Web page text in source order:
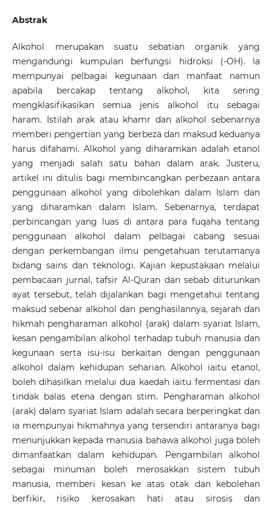
Abstrak
Alkohol merupakan suatu sebatian organik yang
mengandungi kumpulan berfungsi hidroksi (-OH). Ia
mempunyai pelbagai kegunaan dan manfaat namun
apabila bercakap tentang alkohol, kita sering
mengklasifikasikan semua jenis alkohol itu sebagai
haram. Istilah arak atau khamr dan alkohol sebenarnya
memberi pengertian yang berbeza dan maksud keduanya
harus difahami. Alkohol yang diharamkan adalah etanol
yang menjadi salah satu bahan dalam arak. Justeru,
artikel ini ditulis bagi membincangkan perbezaan antara
penggunaan alkohol yang dibolehkan dalam Islam dan
yang diharamkan dalam Islam. Sebenarnya, terdapat
perbincangan yang luas di antara para fuqaha tentang
penggunaan alkohol dalam pelbagai cabang sesuai
dengan perkembangan ilmu pengetahuan terutamanya
bidang sains dan teknologi. Kajian kepustakaan melalui
pembacaan jurnal, tafsir Al-Quran dan sebab diturunkan
ayat tersebut, telah dijalankan bagi mengetahui tentang
maksud sebenar alkohol dan penghasilannya, sejarah dan
hikmah pengharaman alkohol (arak) dalam syariat Islam,
kesan pengambilan alkohol terhadap tubuh manusia dan
kegunaan serta isu-isu berkaitan dengan penggunaan
alkohol dalam kehidupan seharian. Alkohol iaitu etanol,
boleh dihasilkan melalui dua kaedah iaitu fermentasi dan
tindak balas etena dengan stim. Pengharaman alkohol
(arak) dalam syariat Islam adalah secara berperingkat dan
ia mempunyai hikmahnya yang tersendiri antaranya bagi
menunjukkan kepada manusia bahawa alkohol juga boleh
dimanfaatkan dalam kehidupan. Pengambilan alkohol
sebagai minuman boleh merosakkan sistem tubuh
manusia, memberi kesan ke atas otak dan kebolehan
berfikir, risiko kerosakan hati atau sirosis dan